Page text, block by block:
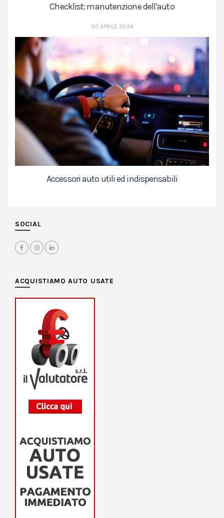
Checklist: manutenzione dell’auto
30 APRILE 2024
Accessori auto utili ed indispensabili
SOCIAL
ACQUISTIAMO AUTO USATE